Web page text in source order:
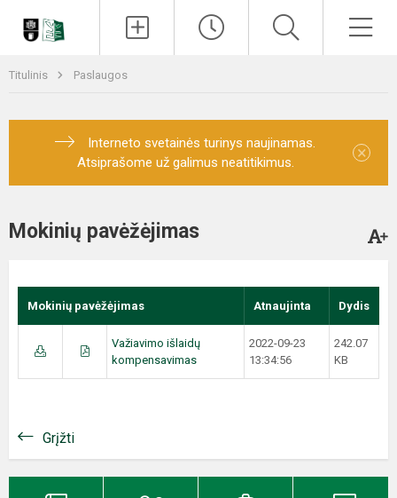
Titulinis Paslaugos
Interneto svetainės turinys naujinamas.
Atsiprašome už galimus neatitikimus.
×
Mokinių pavėžėjimas
Mokinių pavėžėjimas Atnaujinta Dydis
Važiavimo išlaidų
kompensavimas
2022-09-23
13:34:56
242.07
KB
Grįžti